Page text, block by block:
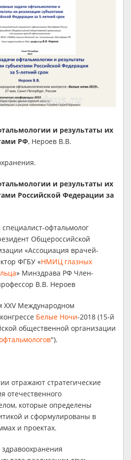
и результаты их
РФ, Нероев В.В.
и результаты их
Российской Федерации за
офтальмолог
Общероссийской
«Ассоциация врачей-
ФГБУ «НМИЦ глазных
» Минздрава РФ Член-
В.В. Нероев
Международном
Белые Ночи-2018 (15-й
общественной организации
").
отражают стратегические
отечественного
которые определены
и сформулированы в
и проектах.